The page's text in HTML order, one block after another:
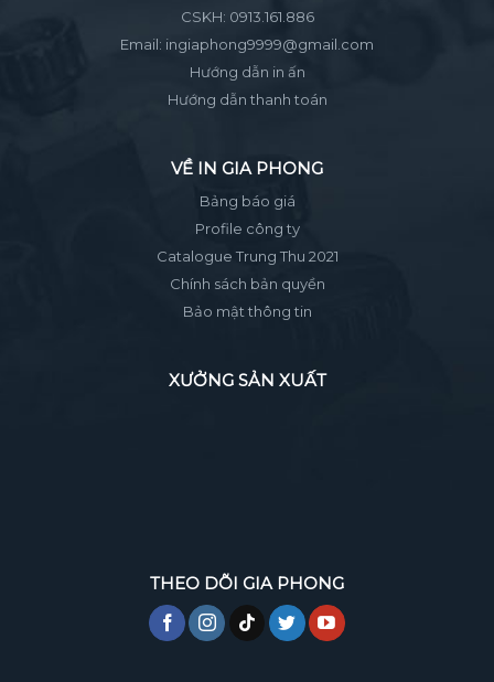
CSKH: 0913.161.886
Email: ingiaphong9999@gmail.com
Hướng dẫn in ấn
Hướng dẫn thanh toán
VỀ IN GIA PHONG
Bảng báo giá
Profile công ty
Catalogue Trung Thu 2021
Chính sách bản quyền
Bảo mật thông tin
XƯỞNG SẢN XUẤT
THEO DÕI GIA PHONG